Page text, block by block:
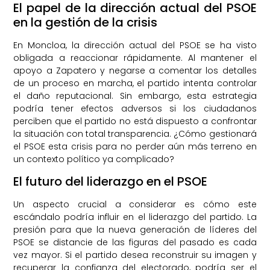
El papel de la dirección actual del PSOE
en la gestión de la crisis
En Moncloa, la dirección actual del PSOE se ha visto
obligada a reaccionar rápidamente. Al mantener el
apoyo a Zapatero y negarse a comentar los detalles
de un proceso en marcha, el partido intenta controlar
el daño reputacional. Sin embargo, esta estrategia
podría tener efectos adversos si los ciudadanos
perciben que el partido no está dispuesto a confrontar
la situación con total transparencia. ¿Cómo gestionará
el PSOE esta crisis para no perder aún más terreno en
un contexto político ya complicado?
El futuro del liderazgo en el PSOE
Un aspecto crucial a considerar es cómo este
escándalo podría influir en el liderazgo del partido. La
presión para que la nueva generación de líderes del
PSOE se distancie de las figuras del pasado es cada
vez mayor. Si el partido desea reconstruir su imagen y
recuperar la confianza del electorado, podría ser el